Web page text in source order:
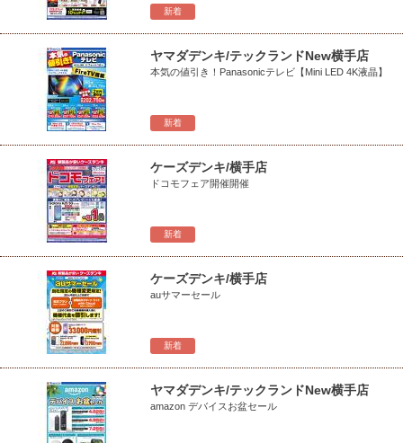
新着
新着
ヤマダデンキ/テックランドNew横手店
本気の値引き！Panasonicテレビ【Mini LED 4K液晶】
新着
ケーズデンキ/横手店
ドコモフェア開催開催
新着
ケーズデンキ/横手店
auサマーセール
ヤマダデンキ/テックランドNew横手店
amazon デバイスお盆セール